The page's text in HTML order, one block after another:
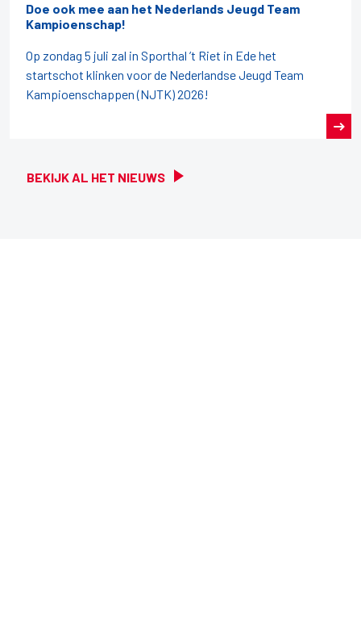
BEKIJK AL HET NIEUWS
Doe ook mee aan het Nederlands Jeugd Team
Kampioenschap!
Op zondag 5 juli zal in Sporthal ’t Riet in Ede het
startschot klinken voor de Nederlandse Jeugd Team
Kampioenschappen (NJTK) 2026!